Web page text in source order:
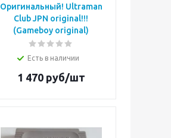
Оригинальный! Ultraman
Club JPN original!!!
(Gameboy original)
Есть в наличии
1 470руб/шт